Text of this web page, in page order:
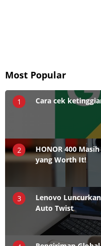
Most Popular
1 Cara cek
2
HONOR 400
yang Worth It!
3
Lenovo
Auto Twist